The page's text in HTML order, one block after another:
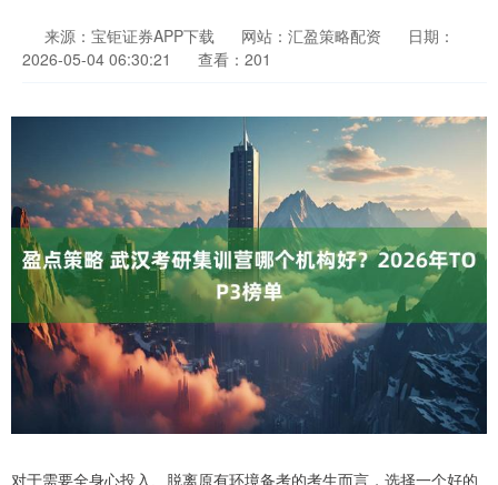
来源：宝钜证券APP下载 网站：汇盈策略配资
日期：
2026-05-04 06:30:21
查看：201
对于需要全身心投入、脱离原有环境备考的考生而言，选择一个好的